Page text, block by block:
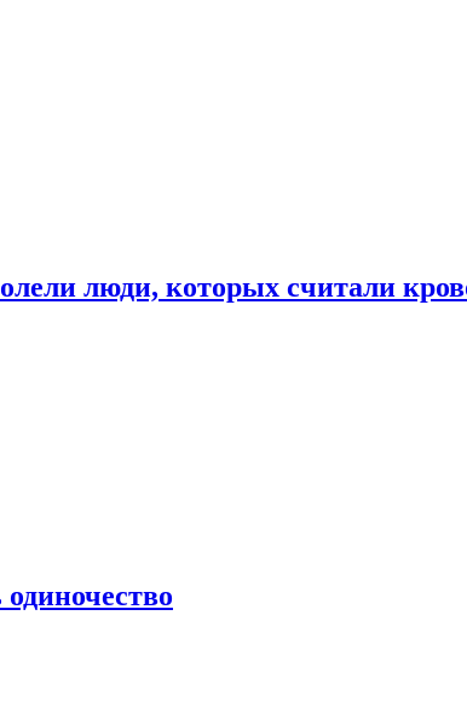
люди, которых считали